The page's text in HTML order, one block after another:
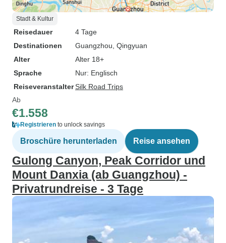
Stadt & Kultur
Reisedauer
4 Tage
Destinationen
Guangzhou , Qingyuan
Alter
Alter 18+
Sprache
Nur: Englisch
ReiseveranstalterSilk Road Trips
Ab
€1.558
Registrieren to unlock savings
Broschüre herunterladen Reise ansehen
Gulong Canyon, Peak Corridor und
Mount Danxia (ab Guangzhou) -
Privatrundreise - 3 Tage